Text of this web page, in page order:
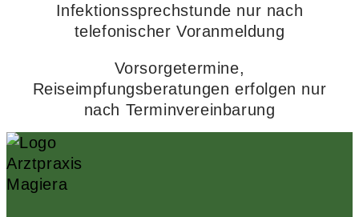
Infektionssprechstunde nur nach
telefonischer Voranmeldung
Vorsorgetermine,
Reiseimpfungsberatungen erfolgen nur
nach Terminvereinbarung